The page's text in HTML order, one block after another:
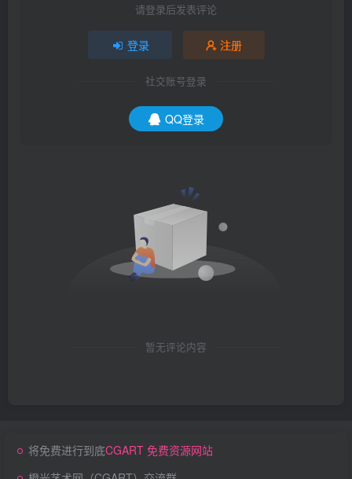
请登录后发表评论
登录 注册
社交账号登录
QQ登录
暂无评论内容
将免费进行到底CGART 免费资源网站